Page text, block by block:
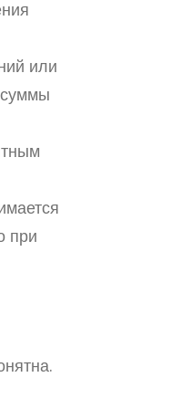
или
при